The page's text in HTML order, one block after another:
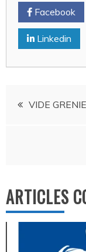
Facebook
Linkedin
Navigation
VIDE
ARTICLES